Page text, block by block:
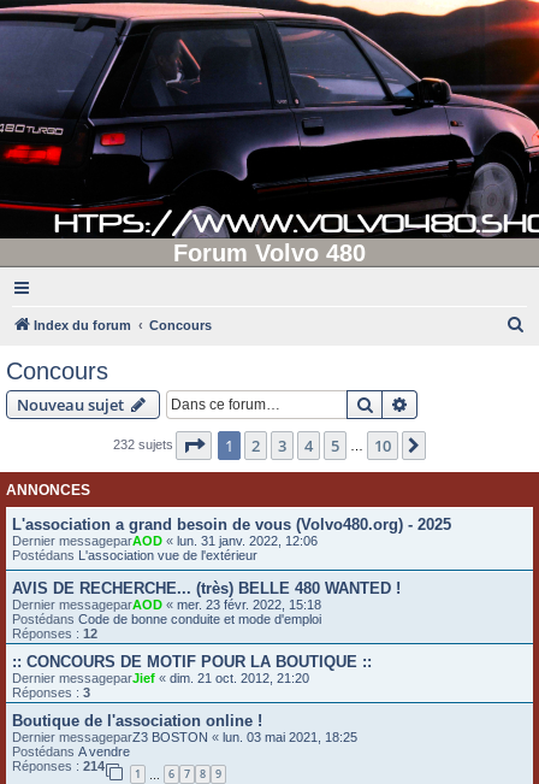
Forum Volvo 480
Index du forum Concours
Concours
Nouveau sujet Rechercher
232 sujets Page 1sur10
1 2 3 4 5 10
ANNONCES
L'association a grand besoin de vous (Volvo480.org) - 2025
Dernier messageparAOD « lun. 31 janv. 2022, 12:06
Postédans L'association vue de l'extérieur
AVIS DE RECHERCHE... (très) BELLE 480 WANTED !
Dernier messageparAOD « mer. 23 févr. 2022, 15:18
Postédans Code de bonne conduite et mode d'emploi
Réponses : 12
:: CONCOURS DE MOTIF POUR LA BOUTIQUE ::
Dernier messageparJief « dim. 21 oct. 2012, 21:20
Réponses : 3
Boutique de l'association online !
Dernier messageparZ3 BOSTON « lun. 03 mai 2021, 18:25
Postédans A vendre
Réponses : 214
1 … 6 7 8 9